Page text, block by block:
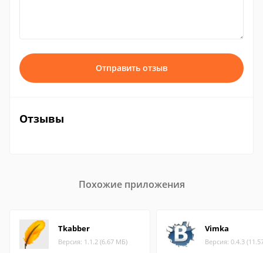
Отправить отзыв
Отзывы
Похожие приложения
Tkabber
Версия: 1.1.2 (6.67 МБ)
Vimka
Версия: 0.4.3